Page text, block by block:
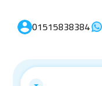
01515838384